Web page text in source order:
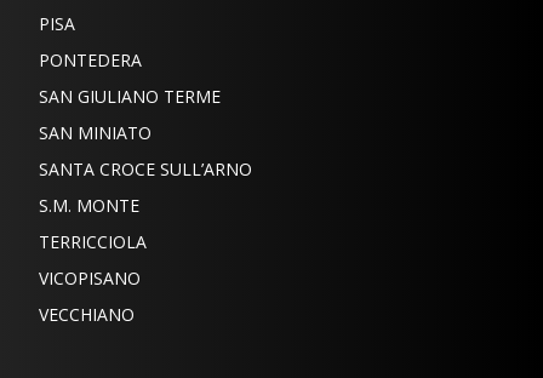
PISA
PONTEDERA
SAN GIULIANO TERME
SAN MINIATO
SANTA CROCE SULL’ARNO
S.M. MONTE
TERRICCIOLA
VICOPISANO
VECCHIANO